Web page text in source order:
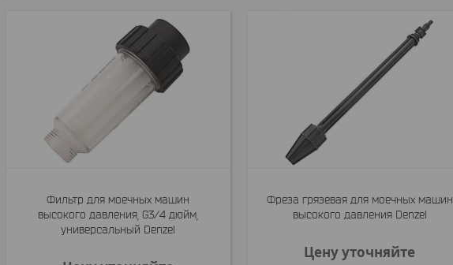
Фильтр для моечных машин
высокого давления, G3/4 дюйм,
универсальный Denzel
Фреза грязевая для моечных машин
высокого давления Denzel
Цену уточняйте